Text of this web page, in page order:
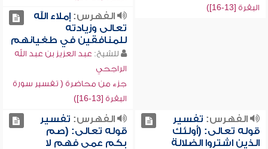
البقرة [13-16])
الفهرس:إملاء الله
تعالى وزيادته
للمنافقين في طغيانهم
للشيخ: عبد العزيز بن عبد الله
الراجحي
جزء من محاضرة ( تفسير سورة
البقرة [13-16])
الفهرس: تفسير
قوله تعالى: (أولئك
الذين اشتروا الضلالة
الفهرس: تفسير
قوله تعالى: (صم
بكم عمي فهم لا